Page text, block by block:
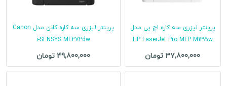
پرینتر لیزری سه کاره اچ پی مدل
HP LaserJet Pro MFP M135w
37,800,000 تومان
پرینتر لیزری سه کاره کانن مدل Canon
i-SENSYS MF272dw
49,800,000 تومان